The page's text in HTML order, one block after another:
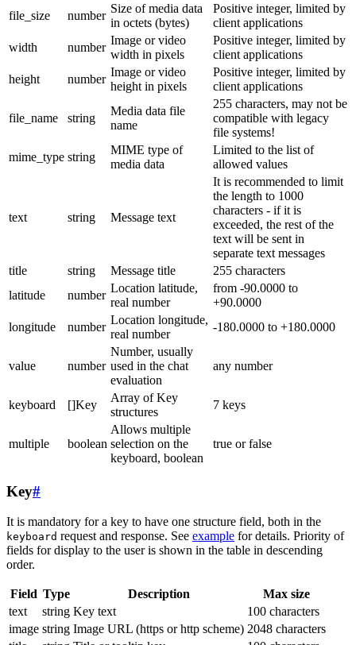
file_size
number
Size of media data
in octets (bytes)
Positive integer, limited by
client applications
width
number
Image or video
width in pixels
Positive integer, limited by
client applications
height
number
Image or video
height in pixels
Positive integer, limited by
client applications
file_name string
Media data file
name
255 characters, may not be
compatible with legacy
file systems!
mime_type string
MIME type of
media data
Limited to the list of
allowed values
text string Message text
It is recommended to limit
the length to 1000
characters - if it is
exceeded, the rest of the
text will be sent in
separate text messages
title
string Message title
255 characters
latitude
number
Location latitude,
real number
from -90.0000 to
+90.0000
longitude
number
Location longitude,
real number
-180.0000 to +180.0000
value number
Number, usually
used in the chat
evaluation
any number
keyboard []Key
Array of Key
structures
7 keys
multiple boolean
Allows multiple
selection on the
keyboard, boolean
true or false
Key#
It is mandatory for a key to have one structure field, both in the
keyboard request and response. See example for details. Priority of
fields for display to the user is shown in the table in descending
order.
Field Type Description
Max size
text
string Key text
100 characters
image string Image URL (https or http scheme) 2048 characters